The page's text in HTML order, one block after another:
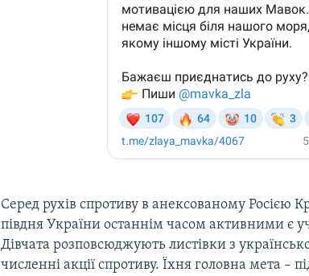
Серед рухів спротиву в анексованому Росією
півдня України останнім часом активними є
Дівчата розповсюджують листівки з
численні акції спротиву. Їхня головна мета –